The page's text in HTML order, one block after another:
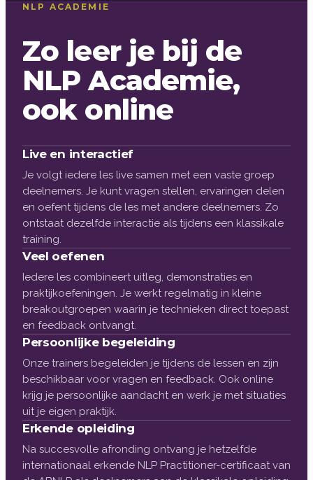
NLP ACADEMIE
Zo leer je bij de
NLP Academie,
ook online
Live en interactief
Je volgt iedere les live samen met een vaste groep
deelnemers. Je kunt vragen stellen, ervaringen delen
en oefent tijdens de les met andere deelnemers. Zo
ontstaat dezelfde interactie als tijdens een klassikale
training.
Veel oefenen
Iedere les combineert uitleg, demonstraties en
praktijkoefeningen. Je werkt regelmatig in kleine
breakoutgroepen waarin je technieken direct toepast
en feedback ontvangt.
Persoonlijke begeleiding
Onze trainers begeleiden je tijdens de lessen en zijn
beschikbaar voor vragen en feedback. Ook online
krijg je persoonlijke aandacht en werk je met situaties
uit je eigen praktijk.
Erkende opleiding
Na succesvolle afronding ontvang je hetzelfde
internationaal erkende NLP Practitioner-certificaat van